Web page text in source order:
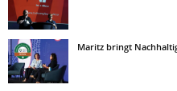
Maritz bringt